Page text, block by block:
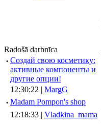
Radošā darbnīca
· Создай свою косметику:
активные компоненты и
другие опции!
12:30:22 | MargG
· Madam Pompon's shop
12:18:33 | Vladkina_mama